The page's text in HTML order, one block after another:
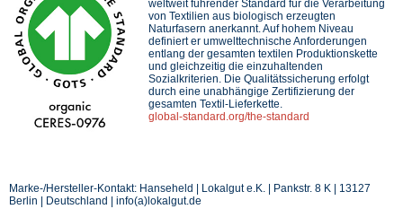
weltweit führender Standard für die Verarbeitung
von Textilien aus biologisch erzeugten
Naturfasern anerkannt. Auf hohem Niveau
definiert er umwelttechnische Anforderungen
entlang der gesamten textilen Produktionskette
und gleichzeitig die einzuhaltenden
Sozialkriterien. Die Qualitätssicherung erfolgt
durch eine unabhängige Zertifizierung der
gesamten Textil-Lieferkette.
global-standard.org/the-standard
Marke-/Hersteller-Kontakt: Hanseheld | Lokalgut e.K. | Pankstr. 8 K | 13127
Berlin | Deutschland | info(a)lokalgut.de